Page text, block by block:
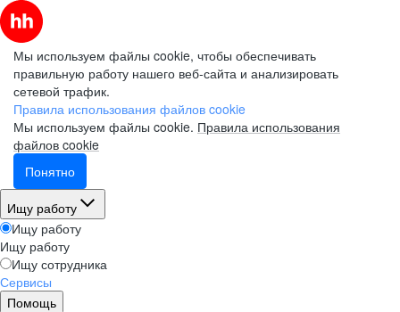
Мы используем файлы cookie, чтобы обеспечивать
правильную работу нашего веб-сайта и анализировать
сетевой трафик.
Правила использования файлов cookie
Мы используем файлы cookie. Правила использования
файлов cookie
Понятно
Ищу работу
Ищу работу
Ищу работу
Ищу сотрудника
Сервисы
Помощь